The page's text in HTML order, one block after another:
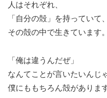
人はそれぞれ、
「自分の殻」を持っていて、
その殻の中で生きています。
「俺は違うんだぜ」
なんてことが言いたいんじ
僕にももちろん殻があります